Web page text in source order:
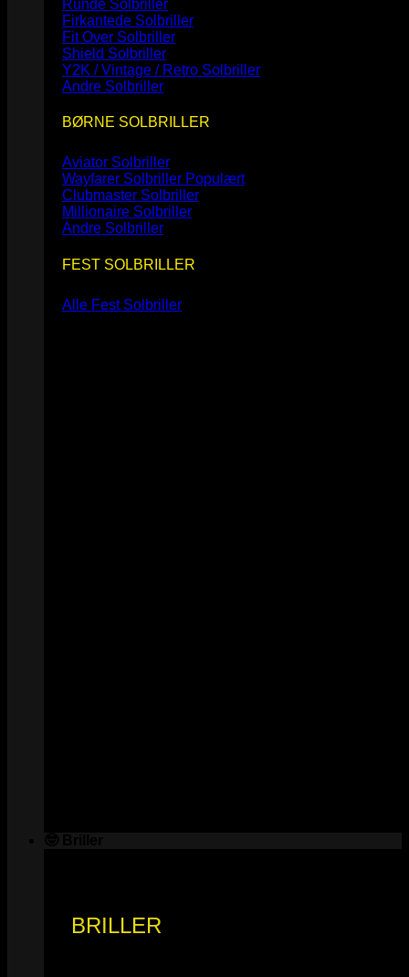
Runde Solbriller
Firkantede Solbriller
Fit Over Solbriller
Shield Solbriller
Y2K / Vintage / Retro Solbriller
Andre Solbriller
BØRNE SOLBRILLER
Aviator Solbriller
Wayfarer Solbriller
Clubmaster Solbriller
Millionaire Solbriller
Andre Solbriller
FEST SOLBRILLER
Alle Fest Solbriller
BRILLER